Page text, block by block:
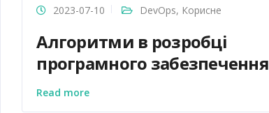
2023-07-10 DevOps, Корисне
Алгоритми в розробці
програмного забезпечення
Read more